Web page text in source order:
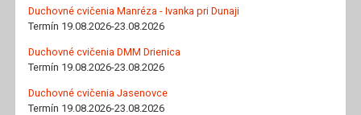
Duchovné cvičenia Manréza - Ivanka pri Dunaji
Termín 19.08.2026-23.08.2026
Duchovné cvičenia DMM Drienica
Termín 19.08.2026-23.08.2026
Duchovné cvičenia Jasenovce
Termín 19.08.2026-23.08.2026